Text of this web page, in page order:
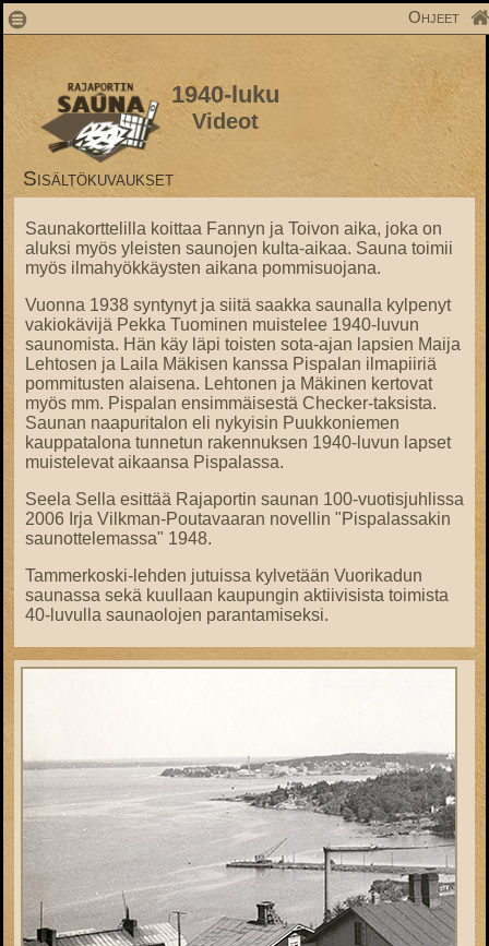
1 Ohjeet
1940-luku
Videot
Sisältökuvaukset
Saunakorttelilla koittaa Fannyn ja Toivon aika, joka on
aluksi myös yleisten saunojen kulta-aikaa. Sauna toimii
myös ilmahyökkäysten aikana pommisuojana.
Vuonna 1938 syntynyt ja siitä saakka saunalla kylpenyt
vakiokävijä Pekka Tuominen muistelee 1940-luvun
saunomista. Hän käy läpi toisten sota-ajan lapsien Maija
Lehtosen ja Laila Mäkisen kanssa Pispalan ilmapiiriä
pommitusten alaisena. Lehtonen ja Mäkinen kertovat
myös mm. Pispalan ensimmäisestä Checker-taksista.
Saunan naapuritalon eli nykyisin Puukkoniemen
kauppatalona tunnetun rakennuksen 1940-luvun lapset
muistelevat aikaansa Pispalassa.
Seela Sella esittää Rajaportin saunan 100-vuotisjuhlissa
2006 Irja Vilkman-Poutavaaran novellin "Pispalassakin
saunottelemassa" 1948.
Tammerkoski-lehden jutuissa kylvetään Vuorikadun
saunassa sekä kuullaan kaupungin aktiivisista toimista
40-luvulla saunaolojen parantamiseksi.